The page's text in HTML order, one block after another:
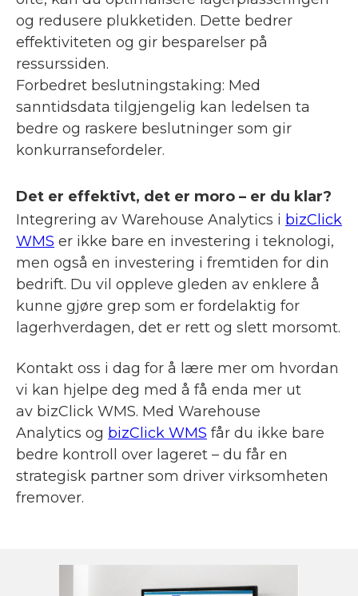
og redusere plukketiden. Dette bedrer
effektiviteten og gir besparelser på
ressurssiden.
Forbedret beslutningstaking: Med
sanntidsdata tilgjengelig kan ledelsen ta
bedre og raskere beslutninger som gir
konkurransefordeler.
Det er effektivt, det er moro – er du klar?
Integrering av Warehouse Analytics i bizClick
WMS er ikke bare en investering i teknologi,
men også en investering i fremtiden for din
bedrift. Du vil oppleve gleden av enklere å
kunne gjøre grep som er fordelaktig for
lagerhverdagen, det er rett og slett morsomt.
Kontakt oss i dag for å lære mer om hvordan
vi kan hjelpe deg med å få enda mer ut
av bizClick WMS. Med Warehouse
Analytics og bizClick WMS får du ikke bare
bedre kontroll over lageret – du får en
strategisk partner som driver virksomheten
fremover.